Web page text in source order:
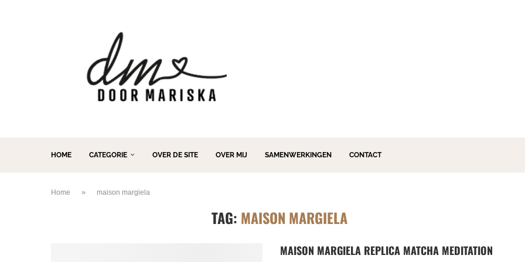
HOME CATEGORIE OVER DE SITE OVER MIJ SAMENWERKINGEN CONTACT
Home » maison margiela
TAG: MAISON MARGIELA
MAISON MARGIELA REPLICA MATCHA MEDITATION